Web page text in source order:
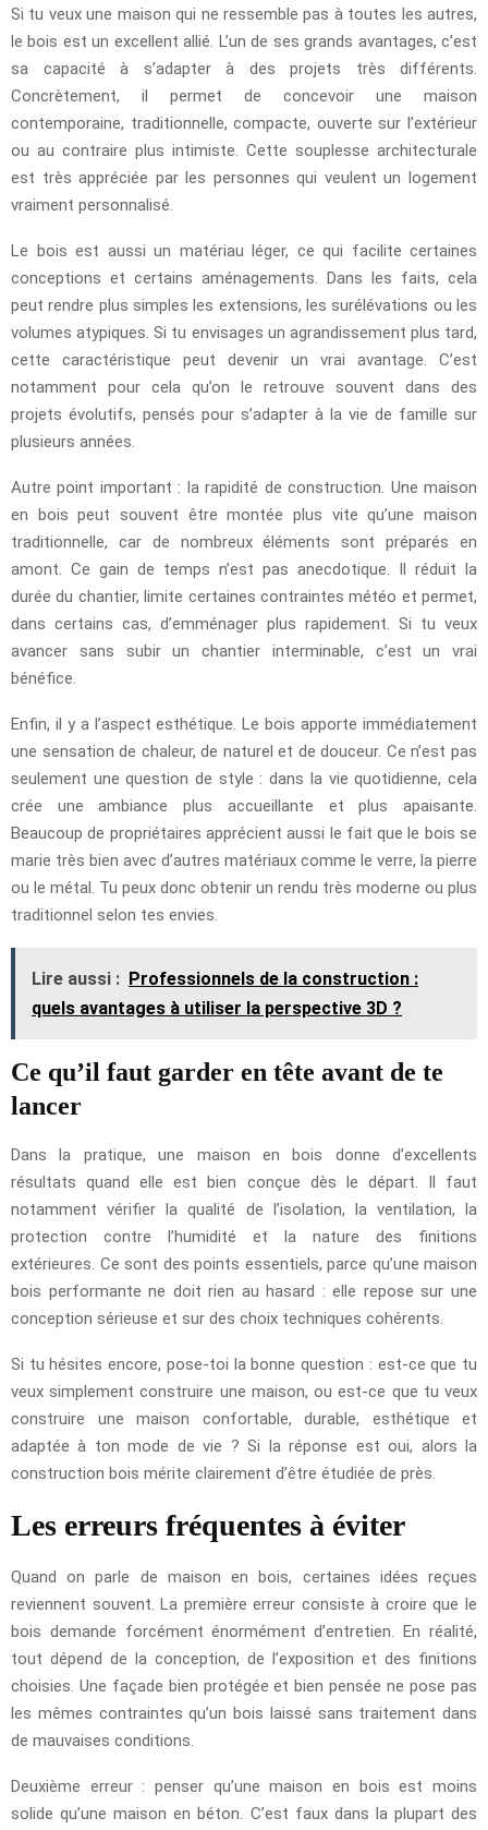
Si tu veux une maison qui ne ressemble pas à toutes les autres,
le bois est un excellent allié. L’un de ses grands avantages, c’est
sa capacité à s’adapter à des projets très différents.
Concrètement, il permet de concevoir une maison
contemporaine, traditionnelle, compacte, ouverte sur l’extérieur
ou au contraire plus intimiste. Cette souplesse architecturale
est très appréciée par les personnes qui veulent un logement
vraiment personnalisé.
Le bois est aussi un matériau léger, ce qui facilite certaines
conceptions et certains aménagements. Dans les faits, cela
peut rendre plus simples les extensions, les surélévations ou les
volumes atypiques. Si tu envisages un agrandissement plus tard,
cette caractéristique peut devenir un vrai avantage. C’est
notamment pour cela qu’on le retrouve souvent dans des
projets évolutifs, pensés pour s’adapter à la vie de famille sur
plusieurs années.
Autre point important : la rapidité de construction. Une maison
en bois peut souvent être montée plus vite qu’une maison
traditionnelle, car de nombreux éléments sont préparés en
amont. Ce gain de temps n’est pas anecdotique. Il réduit la
durée du chantier, limite certaines contraintes météo et permet,
dans certains cas, d’emménager plus rapidement. Si tu veux
avancer sans subir un chantier interminable, c’est un vrai
bénéfice.
Enfin, il y a l’aspect esthétique. Le bois apporte immédiatement
une sensation de chaleur, de naturel et de douceur. Ce n’est pas
seulement une question de style : dans la vie quotidienne, cela
crée une ambiance plus accueillante et plus apaisante.
Beaucoup de propriétaires apprécient aussi le fait que le bois se
marie très bien avec d’autres matériaux comme le verre, la pierre
ou le métal. Tu peux donc obtenir un rendu très moderne ou plus
traditionnel selon tes envies.
Lire aussi : Professionnels de la construction :
quels avantages à utiliser la perspective 3D ?
Ce qu’il faut garder en tête avant de te
lancer
Dans la pratique, une maison en bois donne d’excellents
résultats quand elle est bien conçue dès le départ. Il faut
notamment vérifier la qualité de l’isolation, la ventilation, la
protection contre l’humidité et la nature des finitions
extérieures. Ce sont des points essentiels, parce qu’une maison
bois performante ne doit rien au hasard : elle repose sur une
conception sérieuse et sur des choix techniques cohérents.
Si tu hésites encore, pose-toi la bonne question : est-ce que tu
veux simplement construire une maison, ou est-ce que tu veux
construire une maison confortable, durable, esthétique et
adaptée à ton mode de vie ? Si la réponse est oui, alors la
construction bois mérite clairement d’être étudiée de près.
Les erreurs fréquentes à éviter
Quand on parle de maison en bois, certaines idées reçues
reviennent souvent. La première erreur consiste à croire que le
bois demande forcément énormément d’entretien. En réalité,
tout dépend de la conception, de l’exposition et des finitions
choisies. Une façade bien protégée et bien pensée ne pose pas
les mêmes contraintes qu’un bois laissé sans traitement dans
de mauvaises conditions.
Deuxième erreur : penser qu’une maison en bois est moins
solide qu’une maison en béton. C’est faux dans la plupart des